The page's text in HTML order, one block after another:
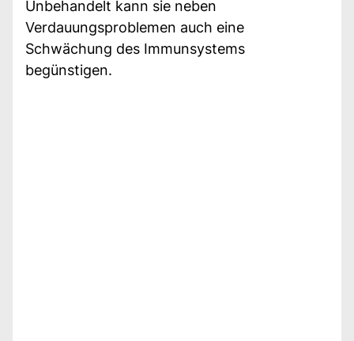
Unbehandelt kann sie neben
Verdauungsproblemen auch eine
Schwächung des Immunsystems
begünstigen.